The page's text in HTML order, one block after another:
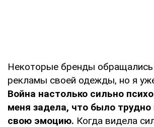
Некоторые бренды
рекламы своей одежды, но я
Война настолько сильно
меня задела, что было трудно
свою эмоцию. Когда видела